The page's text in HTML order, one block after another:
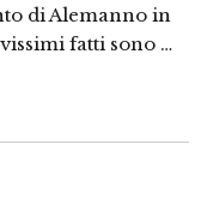
di Alemanno in
fatti sono …